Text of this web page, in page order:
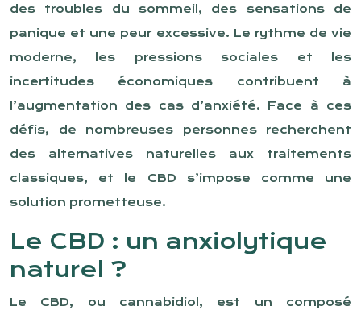
des troubles du sommeil, des sensations de
panique et une peur excessive. Le rythme de vie
moderne, les pressions sociales et les
incertitudes économiques contribuent à
l’augmentation des cas d’anxiété. Face à ces
défis, de nombreuses personnes recherchent
des alternatives naturelles aux traitements
classiques, et le CBD s’impose comme une
solution prometteuse.
Le CBD : un anxiolytique
naturel ?
Le CBD, ou cannabidiol, est un composé